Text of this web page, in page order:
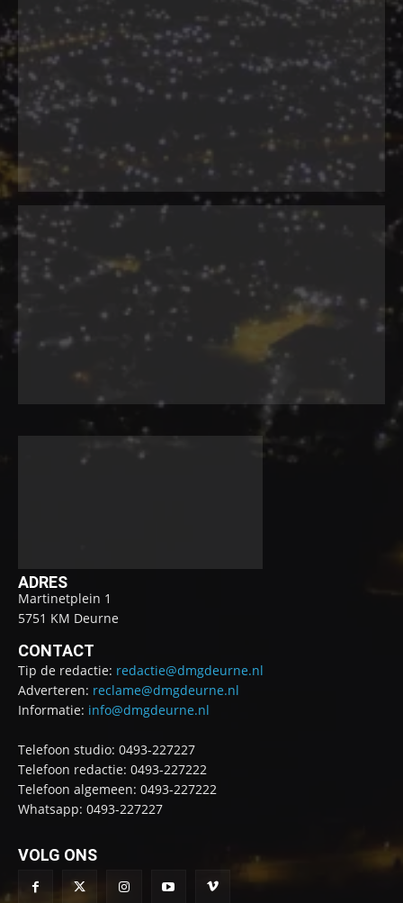
ADRES
Martinetplein 1
5751 KM Deurne
CONTACT
Tip de redactie: redactie@dmgdeurne.nl
Adverteren: reclame@dmgdeurne.nl
Informatie: info@dmgdeurne.nl
Telefoon studio: 0493-227227
Telefoon redactie: 0493-227222
Telefoon algemeen: 0493-227222
Whatsapp: 0493-227227
VOLG ONS